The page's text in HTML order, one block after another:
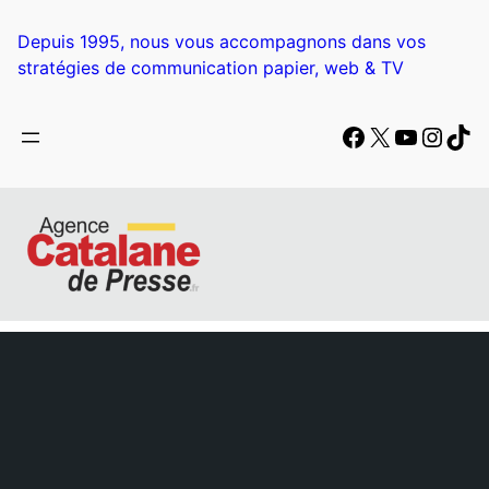
Depuis 1995, nous vous accompagnons dans vos
stratégies de communication papier, web & TV
Facebook
X